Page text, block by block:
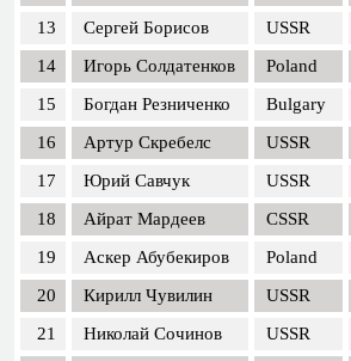
13
Сергей Борисов USSR
14
Игорь Солдатенков Poland
15
Богдан Резниченко Bulgary
16
Артур Скребелс USSR
17
Юрий Савчук USSR
18
Айрат Мардеев CSSR
19
Аскер Абубекиров Poland
20
Кирилл Чувилин USSR
21
Николай Сочинов USSR